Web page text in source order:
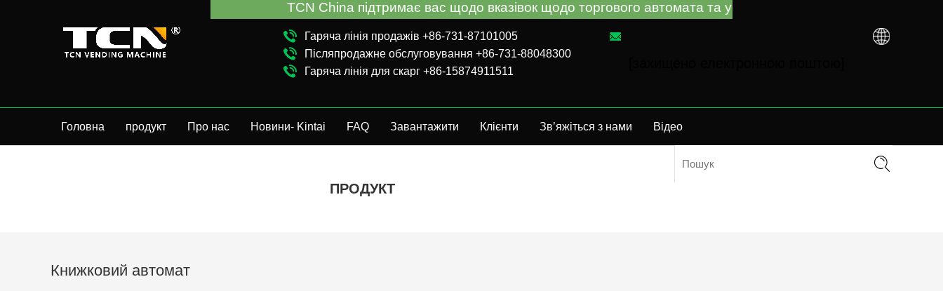
Гаряча лінія продажів +86-731-87101005
Післяпродажне обслуговування +86-731-88048300
Гаряча лінія для скарг +86-15874911511
Головна продукт Про нас Новини- Kintai FAQ Завантажити Клієнти Зв’яжіться з нами Відео
ПРОДУКТ
Книжковий автомат
TCN China підтримає вас щодо вказівок щодо торгового автомата та усунення несправностей